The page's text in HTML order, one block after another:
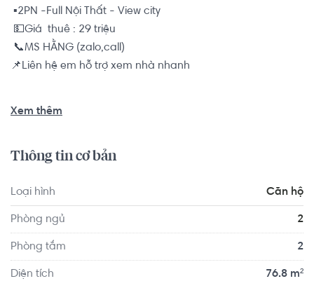
📌Liên hệ em hỗ trợ xem nhà nhanh
- Căn 2PN:
+ FNT: 30, 32 triệu/tháng
- Căn 3PN - NTCB: 40 triệu/tháng
- Căn 1PN: từ 7,5 tỷ
- Căn 2PN:
Xem thêm
Thông tin cơ bản
Loại hình Căn hộ
Phòng ngủ 2
Phòng tắm 2
Diện tích 76.8 m²